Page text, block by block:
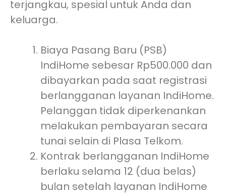
terjangkau, spesial untuk Anda dan
keluarga.
Biaya Pasang Baru (PSB)
IndiHome sebesar Rp500.000 dan
dibayarkan pada saat registrasi
berlangganan layanan IndiHome.
Pelanggan tidak diperkenankan
melakukan pembayaran secara
tunai selain di Plasa Telkom.
Kontrak berlangganan IndiHome
berlaku selama 12 (dua belas)
bulan setelah layanan IndiHome